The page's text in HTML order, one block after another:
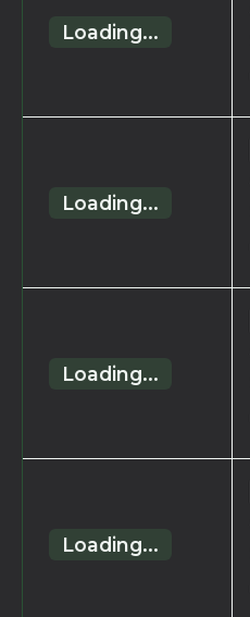
Loading...
Loading...
Loading...
Loading...